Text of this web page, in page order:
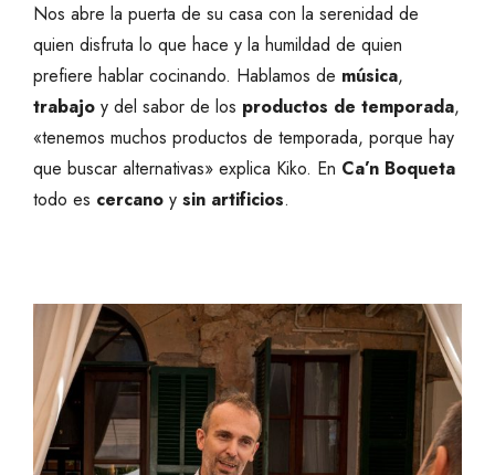
Nos abre la puerta de su casa con la serenidad de
quien disfruta lo que hace y la humildad de quien
prefiere hablar cocinando. Hablamos de música,
trabajo y del sabor de los productos de temporada,
«tenemos muchos productos de temporada, porque hay
que buscar alternativas» explica Kiko. En Ca’n Boqueta
todo es cercano y sin artificios.